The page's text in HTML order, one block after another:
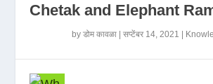
Chetak and Elephant
byडोम कावळा |सप्टेंबर 14, 2021